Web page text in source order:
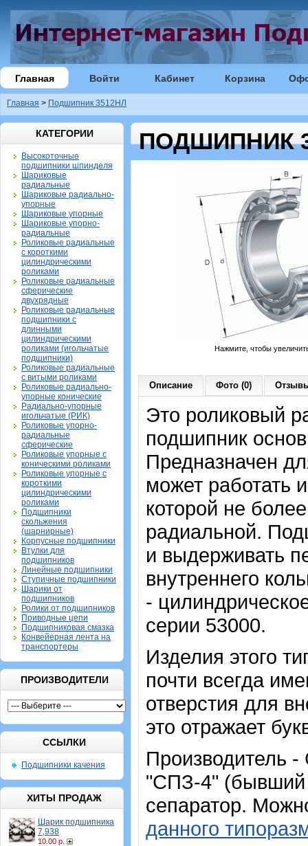
Главная Войти Кабинет Корзина
Главная > Подшипник 3512НЛ
КАТЕГОРИИ
Высокоточные
подшипники шпинделя
Шариковые
радиальные
Шариковые радиально-
упорные
Шариковые упорные
Шариковые упорно-
радиальные
Роликовые радиальные
с короткими
цилиндрическими
роликами
Роликовые радиальные
сферические
двухрядные
Роликовые радиальные
подшипники с
длинными
цилиндрическими
роликами (игольчатые
подшипники)
Роликовые радиальные
с витыми роликами
Роликовые радиально-
упорные конические
Радиально-упорные
игольчатые (РИК)
Роликовые упорно-
радиальные
сферические
Роликовые упорные с
коническими роликами
Роликовые упорные с
короткими
цилиндрическими
роликами
Подшипники
скольжения
(шарнирные)
Корпусные подшипники
Втулки для
подшипников
Линейные подшипники
Ступичные подшипники
Шарики от
подшипников
Ролики от подшипников
Приводные цепи
Подшипниковая смазка
Конвейерная лента на
транспортеры
ПРОИЗВОДИТЕЛИ
ССЫЛКИ
Подшипники качения
ХИТЫ ПРОДАЖ
Шарик подшипника
7,938
10.00 р.
ПОДШИПНИК
Нажмите, чтобы
Описание Фото (0)
Это роликовый
подшипник
Предназначен
может работать
которой не
радиальной.
и выдерживать
внутреннего
-
серии 53000.
Изделия этого
почти всегда
отверстия для
это отражает
Производитель
"СПЗ-4" (бывший
сепаратор.
данного